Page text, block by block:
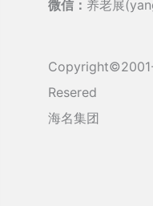
微信： 养老展
Resered
海名集团